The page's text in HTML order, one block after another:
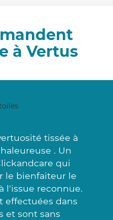
à Vertus
tissée à
. Un
qui
le bienfaiteur le
l'issue reconnue.
effectuées dans
et sont sans